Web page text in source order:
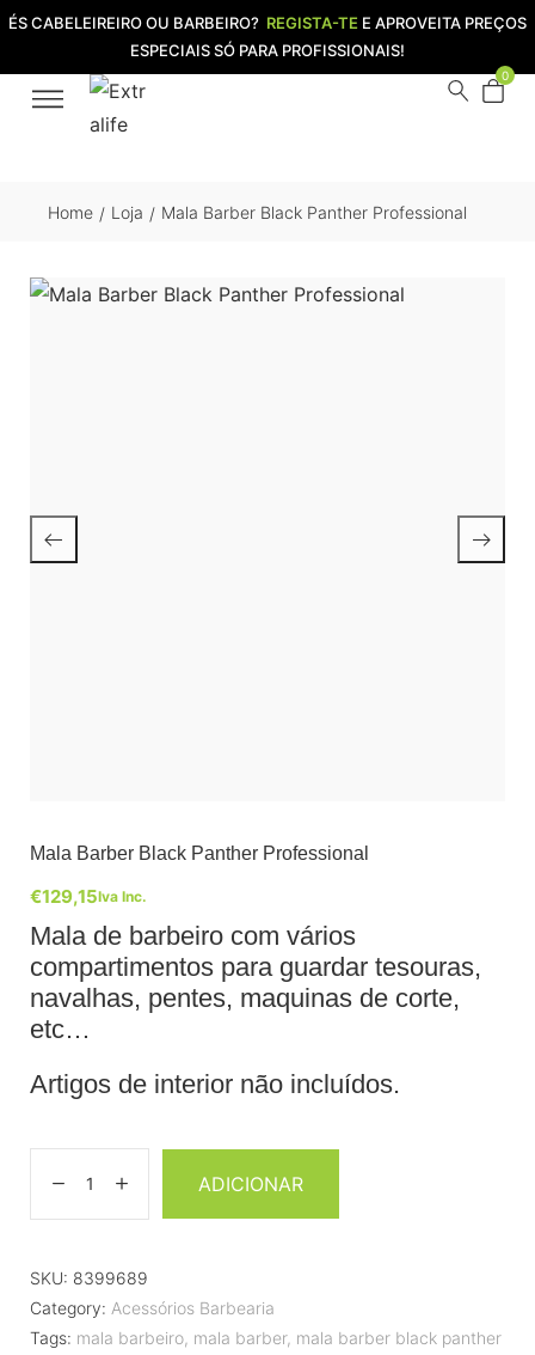
ÉS CABELEIREIRO OU BARBEIRO? REGISTA-TE E APROVEITA PREÇOS
ESPECIAIS SÓ PARA PROFISSIONAIS!
0
Home / Loja / Mala Barber Black Panther Professional
Mala Barber Black Panther Professional
€129,15Iva Inc.
Mala de barbeiro com vários
compartimentos para guardar tesouras,
navalhas, pentes, maquinas de corte,
etc…
Artigos de interior não incluídos.
ADICIONAR
SKU: 8399689
Category: Acessórios Barbearia
Tags: mala barbeiro, mala barber, mala barber black panther